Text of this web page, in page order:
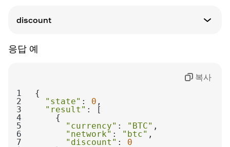
통화 코드
discount
정의
응답 예
1
2
"state" : 0
3
"result"
4
5
"currency" : "BTC"
6
"network" : "btc"
7
"discount" : 0
복사